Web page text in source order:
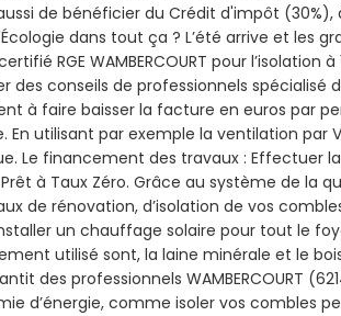
de bénéficier du Crédit d'impôt (30%),
dans tout ça ? L’été arrive et les
RGE WAMBERCOURT pour
des conseils de professionnels spécialisé
à faire baisser la facture en euros par
En utilisant par exemple la ventilation par
Le financement des travaux : Effectuer
à Taux Zéro. Grâce au système de la
de rénovation, d’isolation de vos
un chauffage solaire pour tout le
utilisé sont, la laine minérale et le
des professionnels WAMBERCOURT
d’énergie, comme isoler vos combles